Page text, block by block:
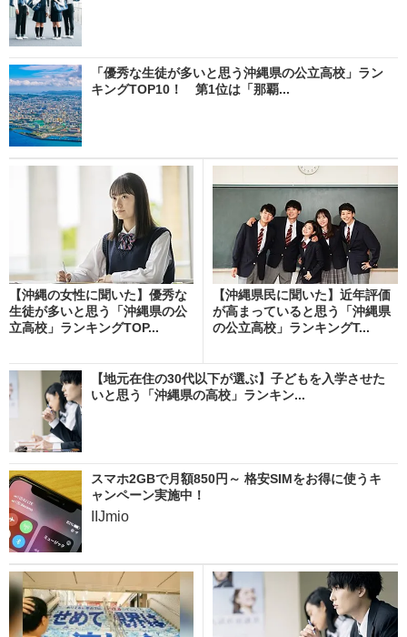
「優秀な生徒が多いと思う沖縄県の公立高校」ラン
キングTOP10！ 第1位は「那覇...
【沖縄の女性に聞いた】優秀な
生徒が多いと思う「沖縄県の公
立高校」ランキングTOP...
【沖縄県民に聞いた】近年評価
が高まっていると思う「沖縄県
の公立高校」ランキングT...
【地元在住の30代以下が選ぶ】子どもを入学させた
いと思う「沖縄県の高校」ランキン...
スマホ2GBで月額850円～ 格安SIMをお得に使うキ
ャンペーン実施中！
IIJmio